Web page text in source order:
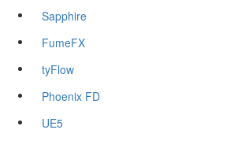
Sapphire
FumeFX
tyFlow
Phoenix FD
UE5